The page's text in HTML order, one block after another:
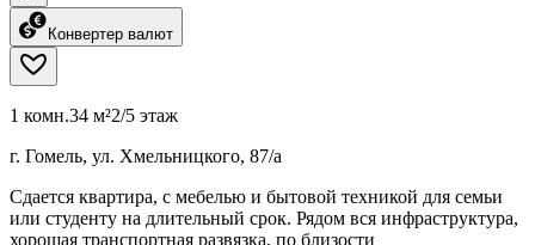
Конвертер валют
1 комн.34 м²2/5 этаж
г. Гомель, ул. Хмельницкого, 87/а
Сдается квартира, с мебелью и бытовой техникой для семьи
или студенту на длительный срок. Рядом вся инфраструктура,
хорошая транспортная развязка, по близости